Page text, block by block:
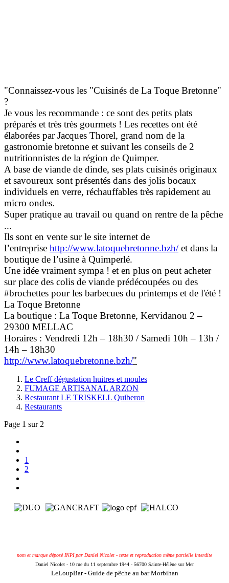
"Connaissez-vous les "Cuisinés de La Toque Bretonne"
?
Je vous les recommande : ce sont des petits plats
préparés et très très gourmets ! Les recettes ont été
élaborées par Jacques Thorel, grand nom de la
gastronomie bretonne et suivant les conseils de 2
nutritionnistes de la région de Quimper.
A base de viande de dinde, ses plats cuisinés originaux
et savoureux sont présentés dans des jolis bocaux
individuels en verre, réchauffables très rapidement au
micro ondes.
Super pratique au travail ou quand on rentre de la pêche
...
Ils sont en vente sur le site internet de
l’entreprise http://www.latoquebretonne.bzh/et dans la
boutique de l’usine à Quimperlé.
Une idée vraiment sympa ! et en plus on peut acheter
sur place des colis de viande prédécoupées ou des
#brochettes pour les barbecues du printemps et de l'été !
La Toque Bretonne
La boutique : La Toque Bretonne, Kervidanou 2 –
29300 MELLAC
Horaires : Vendredi 12h – 18h30 / Samedi 10h – 13h /
14h – 18h30
http://www.latoquebretonne.bzh/"
Le Creff dégustation huitres et moules
FUMAGE ARTISANAL ARZON
Restaurant LE TRISKELL Quiberon
Restaurants
Page 1 sur 2
1
2
nom et marque déposé INPI par Daniel Nicolet - texte et reproduction même partielle interdite
Daniel Nicolet - 10 rue du 11 septembre 1944 - 56700 Sainte-Hélène sur Mer
LeLoupBar - Guide de pêche au bar Morbihan